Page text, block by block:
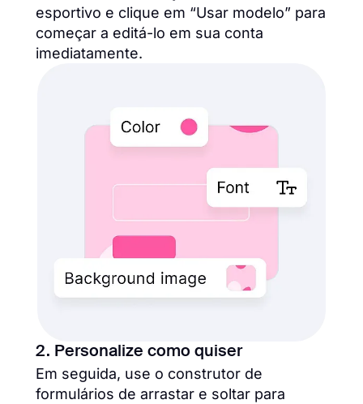
esportivo e clique em “Usar modelo” para
começar a editá-lo em sua conta
imediatamente.
2. Personalize como quiser
Em seguida, use o construtor de
formulários de arrastar e soltar para